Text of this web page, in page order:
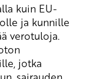
kuin EU-
ja kunnille
verotuloja.
jotka